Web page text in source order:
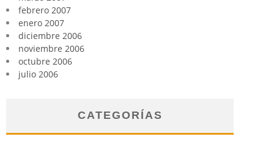
febrero 2007
enero 2007
diciembre 2006
noviembre 2006
octubre 2006
julio 2006
CATEGORÍAS